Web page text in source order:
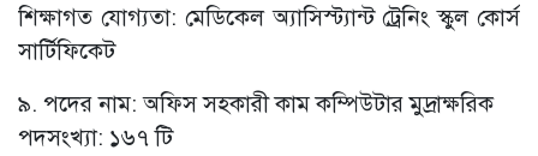
শিক্ষাগত যোগ্যতা: মেডিকেল অ্যাসিস্ট্যান্ট ট্রেনিং স্কুল কোর্স
সার্টিফিকেট
৯. পদের নাম: অফিস সহকারী কাম কম্পিউটার মুদ্রাক্ষরিক
পদসংখ্যা: ১৬৭ টি